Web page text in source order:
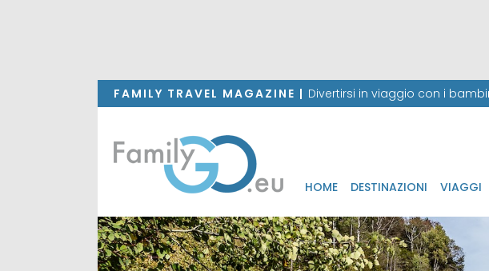
FAMILY TRAVEL MAGAZINE | Divertirsi in viaggio con i
HOME DESTINAZIONI VIAGGI